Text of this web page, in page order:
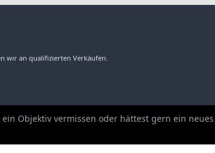
wir an qualifizierten Verkäufen.
Objektiv vermissen oder hättest gern ein